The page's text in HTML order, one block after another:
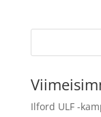
Ilford ULF -